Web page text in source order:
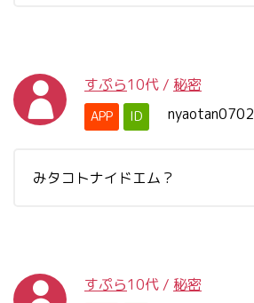
すぷら10代 / 秘密
APP ID nyaotan0702
みタコトナイドエム？
すぷら10代 / 秘密